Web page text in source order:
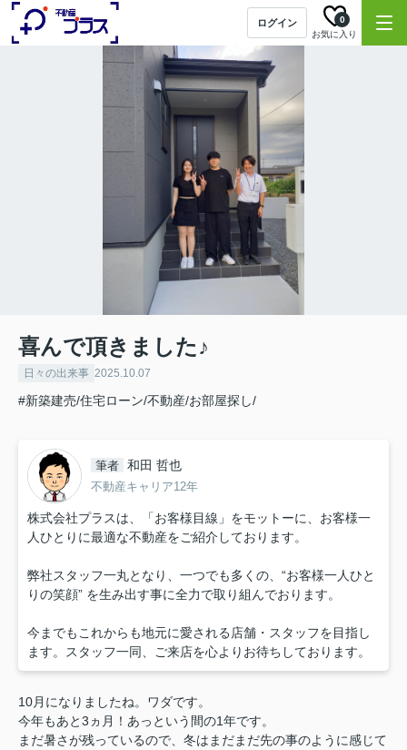
ログイン
お気に入り
0
喜んで頂きました♪
日々の出来事 2025.10.07
#新築建売/住宅ローン/不動産/お部屋探し/
筆者 和田 哲也
不動産キャリア12年
株式会社プラスは、「お客様目線」をモットーに、お客様一
人ひとりに最適な不動産をご紹介しております。
弊社スタッフ一丸となり、一つでも多くの、“お客様一人ひと
りの笑顔” を生み出す事に全力で取り組んでおります。
今までもこれからも地元に愛される店舗・スタッフを目指し
ます。スタッフ一同、ご来店を心よりお待ちしております。
10月になりましたね。ワダです。
今年もあと3ヵ月！あっという間の1年です。
まだ暑さが残っているので、冬はまだまだ先の事のように感じて